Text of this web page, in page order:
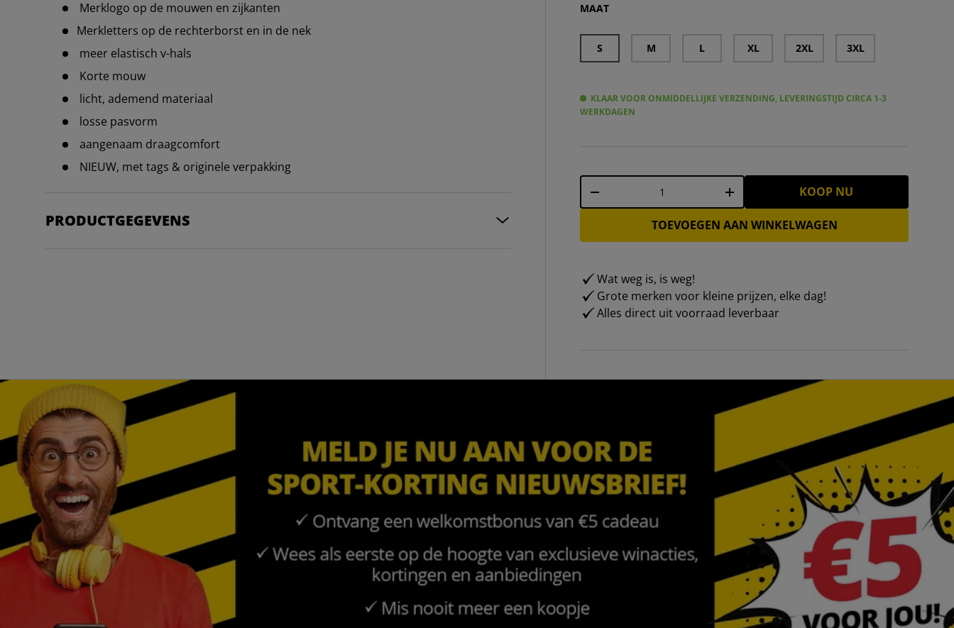
Merklogo op de mouwen en zijkanten
Merkletters op de rechterborst en in de nek
meer elastisch v-hals
Korte mouw
licht, ademend materiaal
losse pasvorm
aangenaam draagcomfort
NIEUW, met tags & originele verpakking
PRODUCTGEGEVENS
MAAT
S M L XL 2XL 3XL
KLAAR VOOR ONMIDDELLIJKE VERZENDING, LEVERINGSTIJD CIRCA 1-3
WERKDAGEN
Aantal
- + KOOP NU
TOEVOEGEN AAN WINKELWAGEN
Wat weg is, is weg!
Grote merken voor kleine prijzen, elke dag!
Alles direct uit voorraad leverbaar